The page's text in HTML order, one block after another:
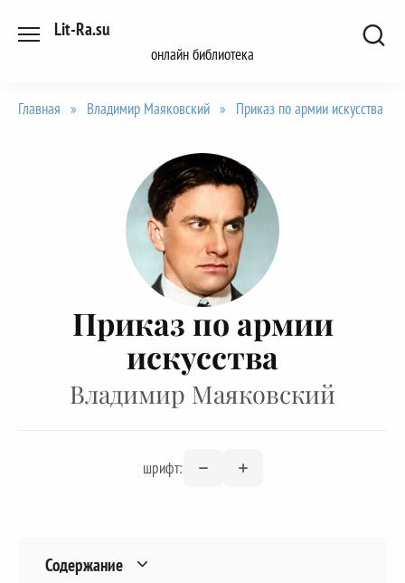
Lit-Ra.su
онлайн библиотека
Главная » Владимир Маяковский » Приказ по армии искусства
Приказ по армии
искусства
Владимир Маяковский
шрифт:
Содержание